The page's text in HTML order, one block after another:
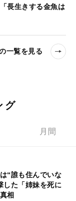
長生きする金魚は
一覧を見る
グ
月間
“誰も住んでいな
た「姉妹を死に
相